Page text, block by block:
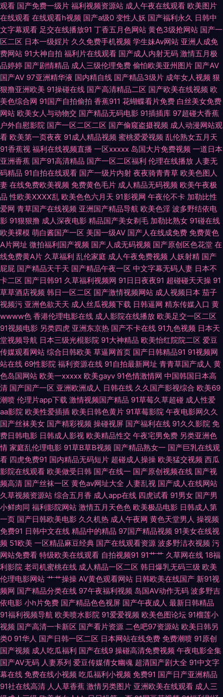
拉 91大神系列在线观看 国产精品超碰在线 91NCOM操 国产91啪啪 天堂男
人黄网 91无毛 美女91小视频 91处女在线视频 福利AV网站 日本天堂网 91九
色屁股 国模av 91l视频 97资源在线视频 97人妻观看 91超碰成人电影 国产传
媒在线91 日本亚洲天堂日本国产 91久久足交 激情另类中字图区 四虎淫网在
线 91色资源在线播放 极品久久 婷婷五月深爱网 91视频在线 玖玖情色资源
91超碰人人看 超碰91人人操 欧美爱就色色综合网 91免费网址n 国产福利在
线播放 午夜少妇 91探花入口 蜜桃视频网在线观看 91大神五区 浮力影院限制
级 欧美专区变态另类 91黑黄网 国产二区在线播放 先锋影音极品av 91手机免
费视频 久久色视频网 自拍六区 成人免费www 日韩亚洲页码 91海角在线观
看 亚洲天堂麻豆麻豆 91综合入口 色综合18p 91在线91 久久九九 亚州色五月
91原创社区 久久精品视频99 91白丝白虎萝莉 久久国产精品国语对白 91美女
自慰 后入丝袜大屁股 亚洲色悠综合 av人人摸人人摸 欧美影片网站推荐 91熟
女视频网站 久久日韩伊人AV 亚洲97婷婷亚洲 91在线bb 国产传媒第3页 先锋
影音无码av 91视频新入口 激情深爱婷婷网 午夜福利视频网 A级毛毛片 欧美
一级在线 日韩红杏肏屄专区 91人妻黑丝观看 韩国操b伦理片 影音先锋在线
观看麻豆 国产福利 三级精品aⅤ视频 91免费观看网站入口 激情五月网熟女 日
韩天美七区12 91黄色爆菊 国产激情do 五月天婷婷福利 91在线播放福利 九1
免费网页不用下载 91n视频在线 国产91啦 五月桃花网一道本 91制作天传媒
免费 美女抠逼视频 91网站高清在线观看 免费视频久久就久久 91jk红杏 国产
区第二页 91电影双飞 av首页在线 91社精品 九一在线网址 影音先锋最新av
在线 久草日本亚洲 51导航 黄色网战 香蕉网址 97色网视频网站 伊人无吗AV
豆花网站免费在线观看 午夜剧场嫩草分钟 成人A大片 午夜香蕉少妇A片视频
超碰在线日韩国产 欧美四级H版成人网 尤物强操 国产精品久久网站门 伊人
大香蕉wwww www探花91 青青草午夜视频 91最新在线视频 欧美性交贴图
91欧美麻豆精品久久 久久艹一本 91看看婷婷综合 九一香蕉视频撸啊撸 91AV
夫妻 国产精品精品精品国产 91视频国产TS 欧美福利视频 91精品探花网址
狼人影音先锋资源 国产传媒合集 一本道啪啪啪资源 成人视频在线91 色色日
女人 97人妻人人色 午夜黄色影院 www久久 日韩网页AV入口 91日韩精品 色
观看 国产免费一级片 福利视频资源站 成人午夜在线观看 欧美图片
在线观看 在线观看h视频 国产a级0 变性人妖 国产福利永久 日韩中
文字幕观看 足交在线播放91 丁香五月色网站 黄色3级抢网站 国产一
区二区 日本一级婬片 久久免费手机视频 学生妹Av网站 亚洲人成免
费网站 91大神自拍 福利片在线观看 国产成人内射无码 激情五月极
品婷婷 国产剧情精品 成人三级伦理免费 偷怕欧美亚州图片 国产AV
国产AV 97亚洲精华液 国内精自线 国产精品3级片 成年女人视频 狠
狠撸亚洲欧美 91操碰在线 国产高清精品二区 国产欧美在线视频 欧
美色综合网 91国产自拍偷拍 香蕉911 花蝴蝶看片免费 白丝美女免费
网站 欧美女人与动物交 国产精品无码电影 91插插库 97超碰大香蕉
户外自慰影院 国产一区二区二区 国产偷窥盗摄视频 成人动漫网站观
看 欧美第一页夜夜 91成人精品视频 蜜桃爱爱视频 乱伦熟女五月天
91香蕉视 福利在线视频直播 一区xxxxx 岛国大片免费视频 一道日本
亚洲香蕉 国产91高清精品 国产一区二区福利 伦理在线播放 人妻无
码精品 91自拍在线观看 国产一级片内射 夜夜骑青青草 欧美色图人
妻 在线免费欧美视频 免费黄色毛片 成人精品无码视频 欧美午夜极
品 性欧美ⅩⅩⅩⅩ乱 欧美色色六月天 91影视网 午夜伦不卡 加勒比性
爱网 青草国产在线视频 亚洲国产精品导航 欧美色淫 波多野结依电
影 91狠狠撸 成人深夜电影 精品国产美女剃毛 加勒比熟女 91碰在线
欧美裸模 萌白酱国产一区 美国一级AV 国产人在线成免费 免费黄色
A片网址 微拍福利国产视频 国产人成无码视频 国产原创区色花堂 在
线免费黄A片 久草福利 乱伦家庭 成人午夜免费视频 人妖射精 国产
屁屁 国产精品天干天 国产精品午夜一区 中文字幕无码人妻 日本不
卡二区 国产日韩91 久草福利视频网 91日日夜夜91 超碰碰天天操 91
草草酒店视频 韩日一区二区 国产激情视频网站 成人视频日本 茄子
视频污 亚洲色欲天天 成人丝瓜视频下载 日韩逼网 精东传媒入口 黄
wwww色 香港伦理电影在线 成人影院在线播放 欧美足交一区二区
91视频电影 另类四虎 亚洲东京热 国产不卡在线 91九色视频 日本天
堂视频导航 日本三级光棍影院 91大神精品 欧美怡红院院二区 爱豆
传媒观看网站 综合日韩欧美 草逼网首页 国产日韩精品91 91视频网
站在线 69性影院 福利资源在线 91自拍最新网址 青青草国产成人 黄
色岛国网站 欧美一xxxxx 欧美gayv 91色情激情网 中国韩国日本高
清 国产国产一区 亚洲欧洲成人 日韩在线 久久国产影视综合 欧美69
潮喷 伦理片app下载 激情视频国产精品 91草莓久草超碰 成人性爱
aa影院 欧美性爱插插 欧美日韩色黄片 91草莓影院 午夜电影网久久
国产丝袜美女 国产精彩视频 操碰视屏 国产福利在线 91久久影院 免
费日韩电影 日韩成人影视 欧美精品性交 午夜宅男免费 另类亚洲色
情 家庭乱伦理电影 91草B草B视频 国产精品熟女一 国产巨乳在线观
看 四虎免费91 国内精品无码短片 超碰成人操操 欧美猛交视频 西瓜
影院在线观看 欧美做受日韩 国产在线一 国产原创视频在线 国产视
频高清 国产丝袜一区 黄色av网址大全 人妻乱视 国产成人在线网站
久草视频资源站 综合五月香 成人app在线 四虎试看 91男女 国产男
小鲜肉同 福利影院网站 激情五月天色色 欧美极品电影 日韩成人第
一页 国产日韩欧美电影 久久机热 成人午夜网 黄色天堂男人 操视频
免费91 日韩中文在线 精品中的精品 97国产精品视频 91美女在线视
频 51欧美 一区精品麻豆经典 国产在线观看资源 波多野洁衣视频 污
网站免费看 特级欧美在线观看 自拍视频91 91艹艹 久草网在线 18福
利影院 老司机蜜桃在线 成人精品一区二区 韩日爆乳无码三级 欧美
伦理电影网站 艹艹操操 AV黄色观看网站 日韩欧美在线国产 新91视
频网 国产精品分类在线 97午夜福利视频 岛国AV动作无码 波多野吉
依电影 小h片免费 国产精品色色视屏 国产午夜成人 最新日韩精品
91福利视频导航 欧美喷水影院 91爱爱视频 欧美色图论坛 91榴莲小
视频 国产高清一卡新区 国产看片资源 二色吧97资源站 欧美日韩另
类0 91华人 国产日韩一区二区 日本网站在线免费 免费潮喷 91原创
国产视频 成人吃瓜福利 国产在线9 操碰高清免费视频 午夜电影全集
国产AV无码 人妻系列 爱豆传媒倩女幽魂 超清国产剧大全 91中文字
幕在线 免费在线小视频 吃瓜福利小视频 免费91 国产日产亚洲精品
91社在线高清 人人草香蕉 激情另类图片 亚洲欧美在线观看 成人三